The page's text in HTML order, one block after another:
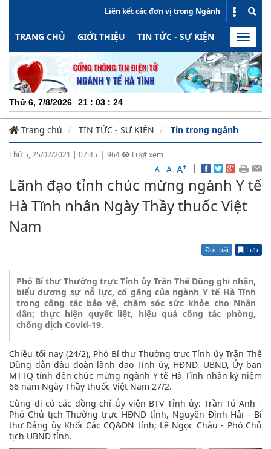
Liên kết các đơn vị trong Ngành
TRANG CHỦ GIỚI THIỆU TIN TỨC - SỰ KIỆN HOẠT
Toggle
Thứ 6, 7/8/2026 21 : 03 : 24
Trang chủ TIN TỨC - SỰ KIỆN Tin trong ngành
Thứ 5, 25/02/2021 | 07:45 | 964
Lượt xem
A- A A+ |
Lãnh đạo tỉnh chúc mừng ngành Y tế
Hà Tĩnh nhân Ngày Thầy thuốc Việt
Nam
Đọc bài Lưu
Phó Bí thư Thường trực Tỉnh ủy Trần Thế Dũng ghi nhận,
biểu dương sự nỗ lực, cố gắng của ngành Y tế Hà Tĩnh
trong công tác bảo vệ, chăm sóc sức khỏe cho Nhân
dân; thực hiện quyết liệt, hiệu quả công tác phòng,
chống dịch Covid-19.
Chiều tối nay (24/2), Phó Bí thư Thường trực Tỉnh ủy Trần Thế
Dũng dẫn đầu đoàn lãnh đạo Tỉnh ủy, HĐND, UBND, Ủy ban
MTTQ tỉnh đến chúc mừng ngành Y tế Hà Tĩnh nhân kỷ niệm
66 năm Ngày Thầy thuốc Việt Nam 27/2.
Cùng đi có các đồng chí Ủy viên BTV Tỉnh ủy: Trần Tú Anh -
Phó Chủ tịch Thường trực HĐND tỉnh, Nguyễn Đình Hải - Bí
thư Đảng ủy Khối Các CQ&DN tỉnh; Lê Ngọc Châu - Phó Chủ
tịch UBND tỉnh.